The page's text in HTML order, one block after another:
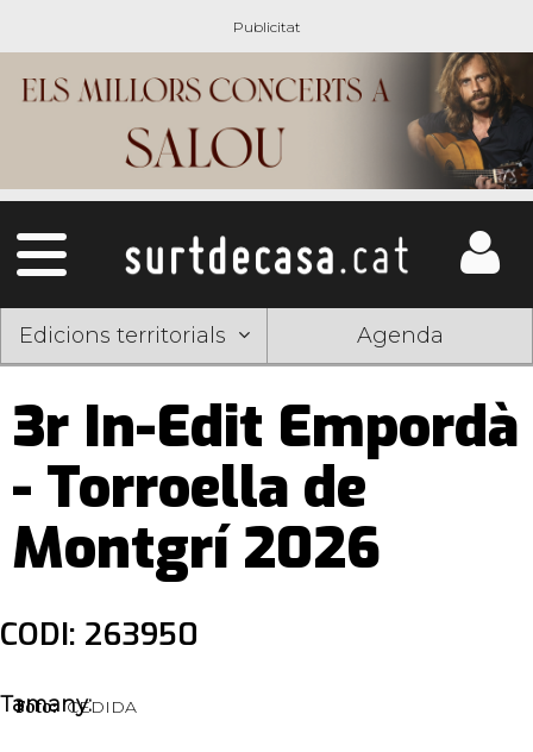
Edicions territorials Agenda
3r In-Edit Empordà
- Torroella de
Montgrí 2026
CODI: 263950
Foto: CEDIDA
Tamany: